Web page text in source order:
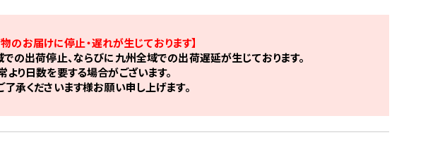
のお届けに停止・遅れが生じております】
の出荷停止、ならびに九州全域での出荷遅延が生じております。
り日数を要する場合がございます。
承くださいます様お願い申し上げます。